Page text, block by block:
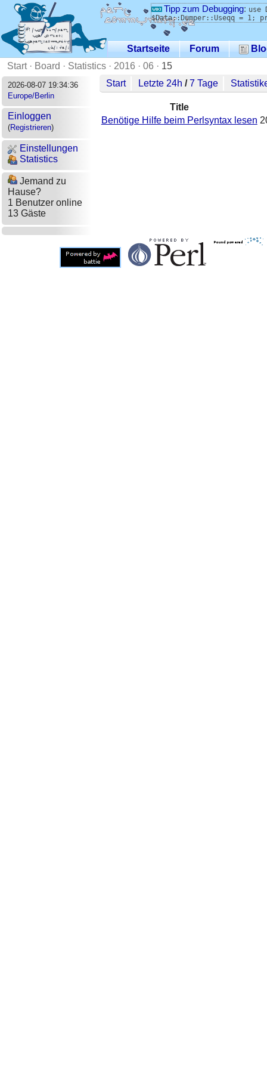
Tipp zum Debugging: use
$Data::Dumper::Useqq = 1;
Startseite Forum
Start· Board · Statistics · 2016 · 06 · 15
2026-08-07 19:34:36
Europe/Berlin
Einloggen
(Registrieren)
Einstellungen
Statistics
Jemand zu
Hause?
1 Benutzer online
13 Gäste
Start Letzte 24h /7 Tage
Title
Benötige Hilfe beim Perlsyntax lesen